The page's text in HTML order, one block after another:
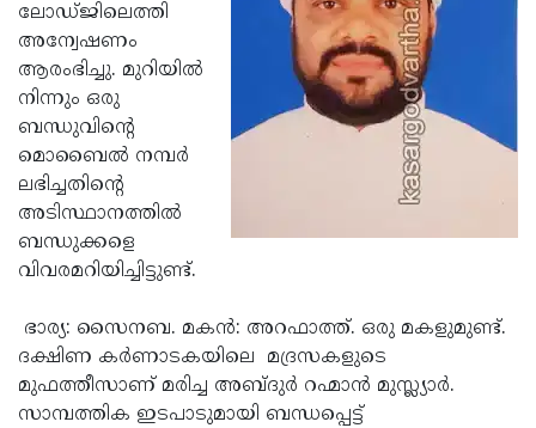
ലോഡ്ജിലെത്തി
അന്വേഷണം
ആരംഭിച്ചു. മുറിയില്‍
നിന്നും ഒരു
ബന്ധുവിന്റെ
മൊബൈല്‍ നമ്പര്‍
ലഭിച്ചതിന്റെ
അടിസ്ഥാനത്തില്‍
ബന്ധുക്കളെ
വിവരമറിയിച്ചിട്ടുണ്ട്.
ഭാര്യ: സൈനബ. മകന്‍: അറഫാത്ത്. ഒരു മകളുമുണ്ട്.
ദക്ഷിണ കര്‍ണാടകയിലെ മദ്രസകളുടെ
മുഫത്തീസാണ് മരിച്ച അബ്ദുര്‍ റഹ്മാന്‍ മുസ്ല്യാര്‍.
സാമ്പത്തിക ഇടപാടുമായി ബന്ധപ്പെട്ട്